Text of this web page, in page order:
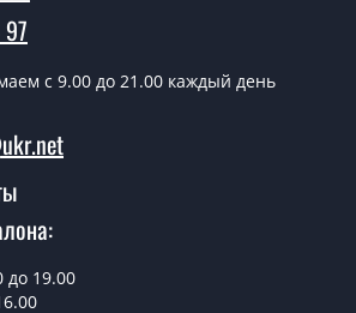
сегодня вызвать
в наличии готовые
ассортимент готовых уличных
самых дешевых
c 9.00 до 21.00 каждый день
до 19.00